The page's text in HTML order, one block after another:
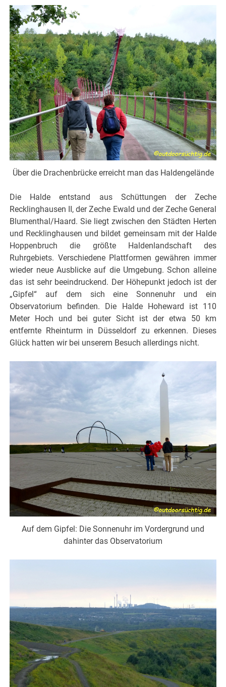
Über die Drachenbrücke erreicht man das Haldengelände
Die Halde entstand aus Schüttungen der Zeche
Recklinghausen II, der Zeche Ewald und der Zeche General
Blumenthal/Haard. Sie liegt zwischen den Städten Herten
und Recklinghausen und bildet gemeinsam mit der Halde
Hoppenbruch die größte Haldenlandschaft des
Ruhrgebiets. Verschiedene Plattformen gewähren immer
wieder neue Ausblicke auf die Umgebung. Schon alleine
das ist sehr beeindruckend. Der Höhepunkt jedoch ist der
„Gipfel“ auf dem sich eine Sonnenuhr und ein
Observatorium befinden. Die Halde Hoheward ist 110
Meter Hoch und bei guter Sicht ist der etwa 50 km
entfernte Rheinturm in Düsseldorf zu erkennen. Dieses
Glück hatten wir bei unserem Besuch allerdings nicht.
Auf dem Gipfel: Die Sonnenuhr im Vordergrund und
dahinter das Observatorium